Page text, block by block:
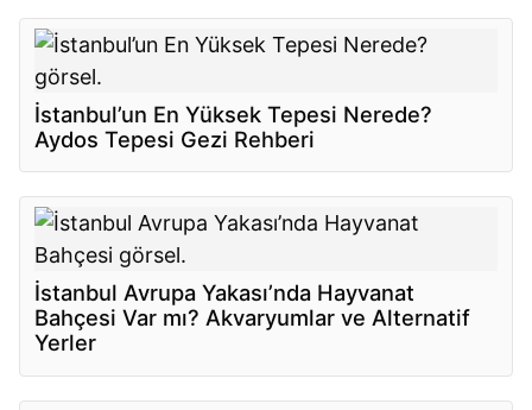
İstanbul’un En Yüksek Tepesi Nerede?
Aydos Tepesi Gezi Rehberi
İstanbul Avrupa Yakası’nda Hayvanat
Bahçesi Var mı? Akvaryumlar ve Alternatif
Yerler